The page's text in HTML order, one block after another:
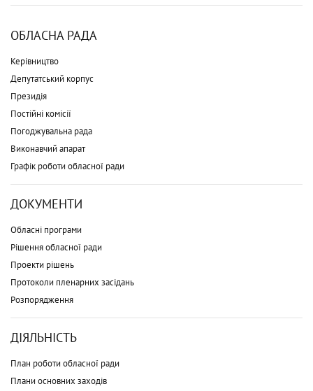
ОБЛАСНА РАДА
Керівництво
Депутатський корпус
Президія
Постійні комісії
Погоджувальна рада
Виконавчий апарат
Графік роботи обласної ради
ДОКУМЕНТИ
Обласні програми
Рішення обласної ради
Проекти рішень
Протоколи пленарних засідань
Розпорядження
ДІЯЛЬНІСТЬ
План роботи обласної ради
Плани основних заходів